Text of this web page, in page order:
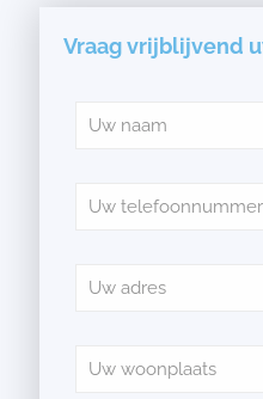
Vraag vrijblijvend